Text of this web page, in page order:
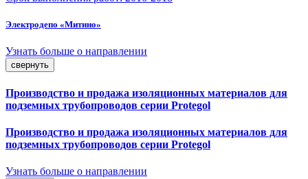
Электродепо «Митино»
Узнать больше о направлении
свернуть
Производство и продажа изоляционных материалов для
подземных трубопроводов серии Protegol
Производство и продажа изоляционных материалов для
подземных трубопроводов серии Protegol
Узнать больше о направлении